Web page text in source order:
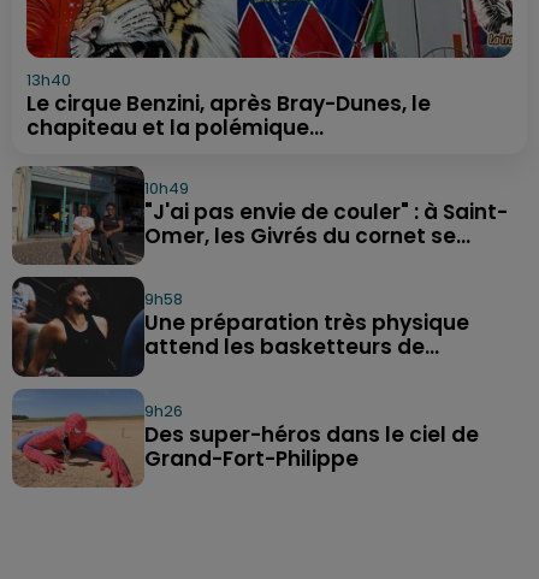
13h40
Le cirque Benzini, après Bray-Dunes, le
chapiteau et la polémique...
10h49
"J'ai pas envie de couler" : à Saint-
Omer, les Givrés du cornet se...
9h58
Une préparation très physique
attend les basketteurs de...
9h26
Des super-héros dans le ciel de
Grand-Fort-Philippe